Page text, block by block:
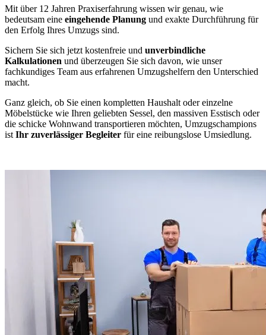
Mit über 12 Jahren Praxiserfahrung wissen wir genau, wie
bedeutsam eine eingehende Planung und exakte Durchführung für
den Erfolg Ihres Umzugs sind.
Sichern Sie sich jetzt kostenfreie und unverbindliche
Kalkulationen und überzeugen Sie sich davon, wie unser
fachkundiges Team aus erfahrenen Umzugshelfern den Unterschied
macht.
Ganz gleich, ob Sie einen kompletten Haushalt oder einzelne
Möbelstücke wie Ihren geliebten Sessel, den massiven Esstisch oder
die schicke Wohnwand transportieren möchten, Umzugschampions
ist Ihr zuverlässiger Begleiter für eine reibungslose Umsiedlung.